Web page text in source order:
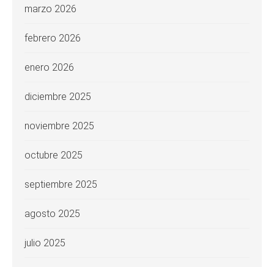
marzo 2026
febrero 2026
enero 2026
diciembre 2025
noviembre 2025
octubre 2025
septiembre 2025
agosto 2025
julio 2025